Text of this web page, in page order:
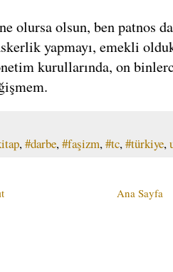
olursa olsun, ben patnos
yapmayı, emekli
kurullarında, on
,#darbe,#faşizm,#tc,#türkiye,
Ana Sayfa